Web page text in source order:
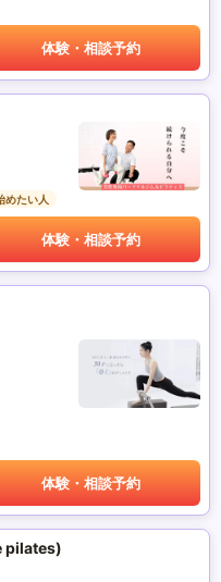
体験・相談予約
めたい人
体験・相談予約
体験・相談予約
pilates)